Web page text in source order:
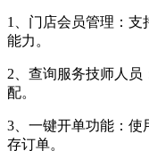
1、门店会员管理：
能力。
2、查询服务技师人
配。
3、一键开单功能：使
存订单。